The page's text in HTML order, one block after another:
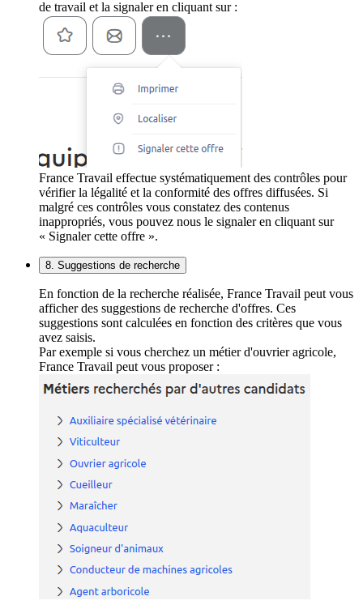
de travail et la signaler en cliquant sur :
France Travail effectue systématiquement des contrôles pour
vérifier la légalité et la conformité des offres diffusées. Si
malgré ces contrôles vous constatez des contenus
inappropriés, vous pouvez nous le signaler en cliquant sur
« Signaler cette offre ».
8. Suggestions de recherche
En fonction de la recherche réalisée, France Travail peut vous
afficher des suggestions de recherche d'offres. Ces
suggestions sont calculées en fonction des critères que vous
avez saisis.
Par exemple si vous cherchez un métier d'ouvrier agricole,
France Travail peut vous proposer :